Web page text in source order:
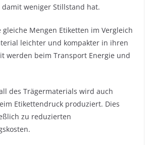
weniger Stillstand hat.
Mengen Etiketten im Vergleich
leichter und kompakter in ihren
werden beim Transport Energie und
des Trägermaterials wird auch
Etikettendruck produziert. Dies
zu reduzierten